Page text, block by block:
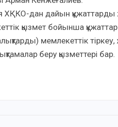
ХҚКО-дан дайын
қызмет бойынша
мемлекеттік тіркеу,
беру қызметтері бар.